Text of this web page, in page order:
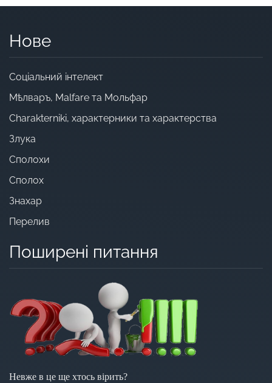
Нове
Cоціальний інтелект
Мѣлваръ, Malfare та Мольфар
Charakterniki, характерники та характерства
Злука
Сполохи
Сполох
Знахар
Перелив
Поширені питання
Невже в це ще хтось вірить?